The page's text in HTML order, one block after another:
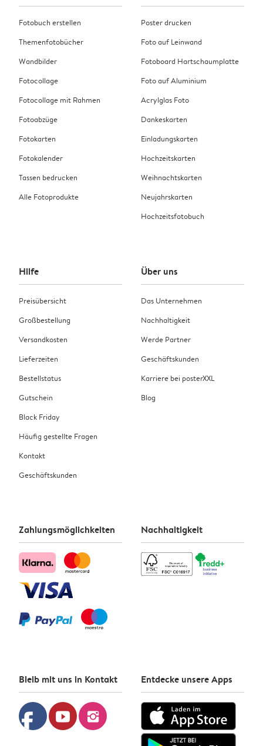
Fotobuch erstellen
Themenfotobücher
Wandbilder
Fotocollage
Fotocollage mit Rahmen
Fotoabzüge
Fotokarten
Fotokalender
Tassen bedrucken
Alle Fotoprodukte
Poster drucken
Foto auf Leinwand
Fotoboard Hartschaumplatte
Foto auf Aluminium
Acrylglas Foto
Dankeskarten
Einladungskarten
Hochzeitskarten
Weihnachtskarten
Neujahrskarten
Hochzeitsfotobuch
Hilfe
Preisübersicht
Großbestellung
Versandkosten
Lieferzeiten
Bestellstatus
Gutschein
Black Friday
Häufig gestellte Fragen
Kontakt
Geschäftskunden
Über uns
Das Unternehmen
Nachhaltigkeit
Werde Partner
Geschäftskunden
Karriere bei posterXXL
Blog
Zahlungsmöglichkeiten Nachhaltigkeit
Bleib mit uns in Kontakt
facebook youtube instagram
Entdecke unsere Apps